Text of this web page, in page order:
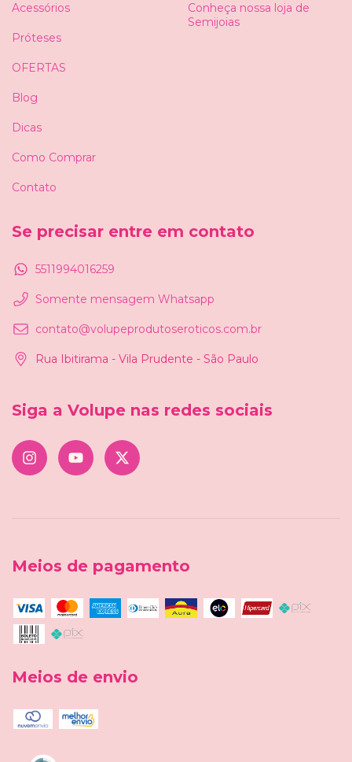
Acessórios
Próteses
OFERTAS
Blog
Dicas
Como Comprar
Contato
Conheça nossa loja de
Semijoias
Se precisar entre em contato
5511994016259
Somente mensagem Whatsapp
contato@volupeprodutoseroticos.com.br
Rua Ibitirama - Vila Prudente - São Paulo
Siga a Volupe nas redes sociais
Meios de pagamento
Meios de envio